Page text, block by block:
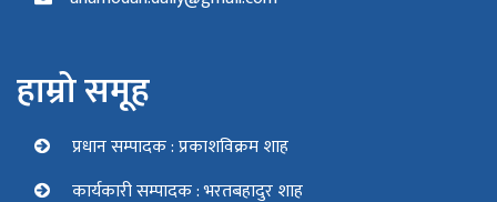
हाम्रो समूह
प्रधान सम्पादक : प्रकाशविक्रम शाह
कार्यकारी सम्पादक : भरतबहादुर शाह